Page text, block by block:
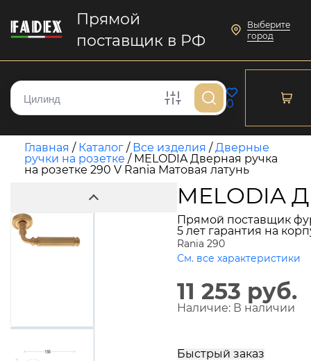
Прямой
поставщик в РФ
Выберите
город
0
Главная / Каталог / Все изделия /Дверные
ручки на розетке / MELODIA Дверная ручка
на розетке 290 V Rania Матовая латунь
MELODIA
Прямой поставщик
5 лет гарантия на
Rania 290
См. все характеристики
11 253 руб.
Наличие: В наличии
Быстрый заказ